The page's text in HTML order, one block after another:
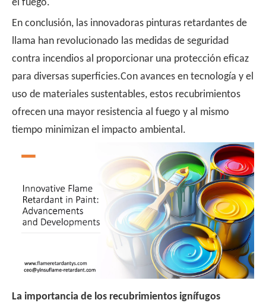
el fuego.
En conclusión, las innovadoras pinturas retardantes de
llama han revolucionado las medidas de seguridad
contra incendios al proporcionar una protección eficaz
para diversas superficies.Con avances en tecnología y el
uso de materiales sustentables, estos recubrimientos
ofrecen una mayor resistencia al fuego y al mismo
tiempo minimizan el impacto ambiental.
La importancia de los recubrimientos ignífugos